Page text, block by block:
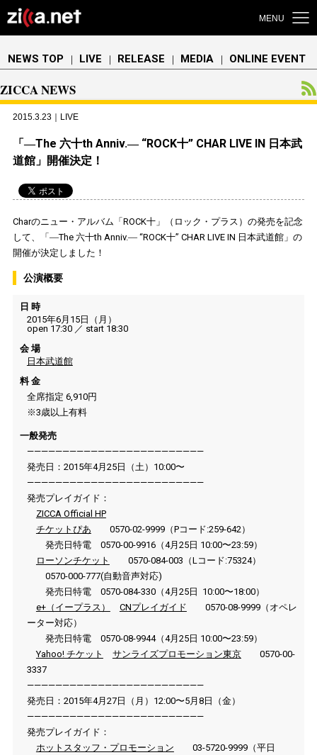
MENU
NEWS TOP ｜ LIVE ｜ RELEASE ｜ MEDIA ｜ ONLINE EVENT
ZICCA NEWS
2015.3.23｜LIVE
「―The 六十th Anniv.― “ROCK十” CHAR LIVE IN 日本武
道館」開催決定！
Charのニュー・アルバム「ROCK十」（ロック・プラス）の発売を記念
して、「―The 六十th Anniv.― “ROCK十” CHAR LIVE IN 日本武道館」の
開催が決定しました！
公演概要
日 時
2015年6月15日（月）
open 17:30 ／ start 18:30
会 場
日本武道館
料 金
全席指定 6,910円
※3歳以上有料
一般発売
—————————————————————————
発売日：2015年4月25日（土）10:00〜
—————————————————————————
発売プレイガイド：
ZICCA Official HP
チケットぴあ 0570-02-9999（Pコード:259-642）
発売日特電 0570-00-9916（4月25日 10:00〜23:59）
ローソンチケット
0570-084-003（Lコード:75324）
0570-000-777(自動音声対応)
発売日特電 0570-084-330（4月25日 10:00〜18:00）
e+（イープラス）
CNプレイガイド 0570-08-9999（オペレ
ーター対応）
発売日特電 0570-08-9944（4月25日 10:00〜23:59）
Yahoo! チケット
サンライズプロモーション東京0570-00-
3337
—————————————————————————
発売日：2015年4月27日（月）12:00〜5月8日（金）
—————————————————————————
発売プレイガイド：
ホットスタッフ・プロモーション 03-5720-9999（平日